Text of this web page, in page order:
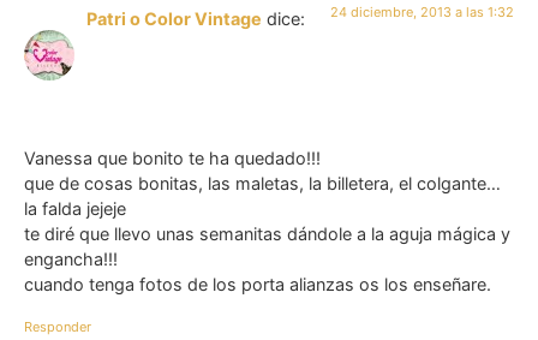
Patri o Color Vintage dice: 24 diciembre, 2013 a las 1:32
Vanessa que bonito te ha quedado!!!
que de cosas bonitas, las maletas, la billetera, el colgante…
la falda jejeje
te diré que llevo unas semanitas dándole a la aguja mágica y
engancha!!!
cuando tenga fotos de los porta alianzas os los enseñare.
Responder